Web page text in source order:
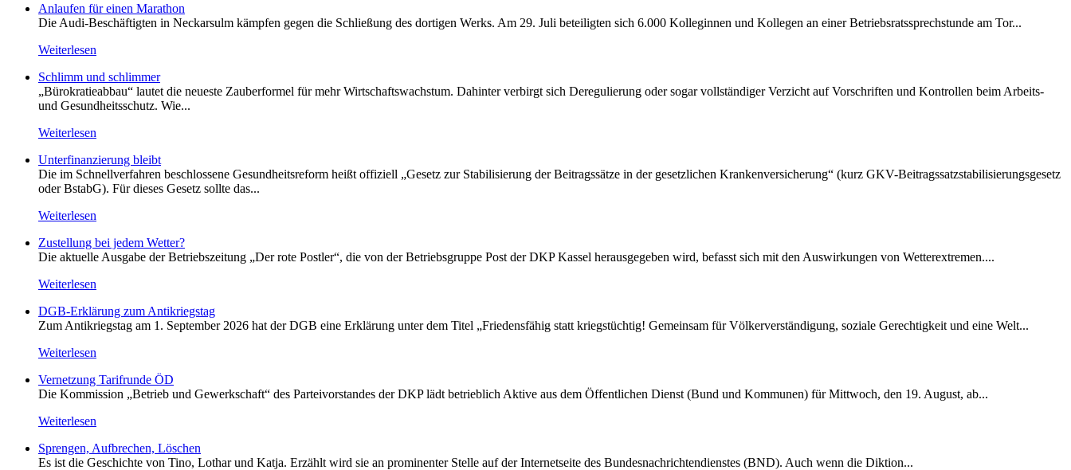
Anlaufen für einen Marathon
Die Audi-Beschäftigten in Neckarsulm kämpfen gegen die Schließung des dortigen Werks. Am 29. Juli beteiligten sich 6.000 Kolleginnen und Kollegen an einer Betriebsratssprechstunde am Tor...
Weiterlesen
Schlimm und schlimmer
„Bürokratieabbau“ lautet die neueste Zauberformel für mehr Wirtschaftswachstum. Dahinter verbirgt sich Deregulierung oder sogar vollständiger Verzicht auf Vorschriften und Kontrollen beim Arbeits-
und Gesundheitsschutz. Wie...
Weiterlesen
Unterfinanzierung bleibt
Die im Schnellverfahren beschlossene Gesundheitsreform heißt offiziell „Gesetz zur Stabilisierung der Beitragssätze in der gesetzlichen Krankenversicherung“ (kurz GKV-Beitragssatzstabilisierungsgesetz
oder BstabG). Für dieses Gesetz sollte das...
Weiterlesen
Zustellung bei jedem Wetter?
Die aktuelle Ausgabe der Betriebszeitung „Der rote Postler“, die von der Betriebsgruppe Post der DKP Kassel herausgegeben wird, befasst sich mit den Auswirkungen von Wetterextremen....
Weiterlesen
DGB-Erklärung zum Antikriegstag
Zum Antikriegstag am 1. September 2026 hat der DGB eine Erklärung unter dem Titel „Friedensfähig statt kriegstüchtig! Gemeinsam für Völkerverständigung, soziale Gerechtigkeit und eine Welt...
Weiterlesen
Vernetzung Tarifrunde ÖD
Die Kommission „Betrieb und Gewerkschaft“ des Parteivorstandes der DKP lädt betrieblich Aktive aus dem Öffentlichen Dienst (Bund und Kommunen) für Mittwoch, den 19. August, ab...
Weiterlesen
Sprengen, Aufbrechen, Löschen
Es ist die Geschichte von Tino, Lothar und Katja. Erzählt wird sie an prominenter Stelle auf der Internetseite des Bundesnachrichtendienstes (BND). Auch wenn die Diktion...